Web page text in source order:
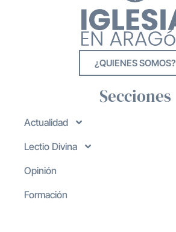
¿QUIENES SOMOS?
Secciones
Actualidad
Lectio Divina
Opinión
Formación